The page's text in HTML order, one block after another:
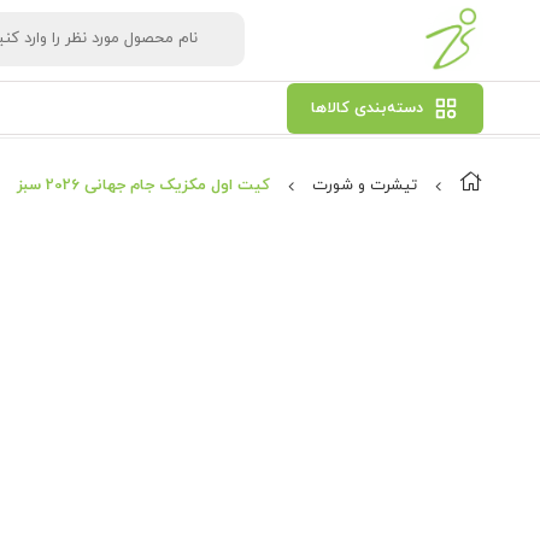
دسته‌بندی کالاها
تیشرت و شورت کیت اول مکزیک جام جهانی 2026 سبز